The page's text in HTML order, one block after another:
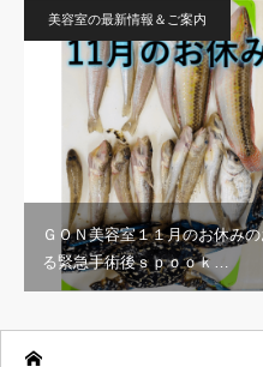
美容室の最新情報＆ご案内
ＧＯＮ美容室１１月のお休み
る緊急手術後ｓｐｏｏｋ…